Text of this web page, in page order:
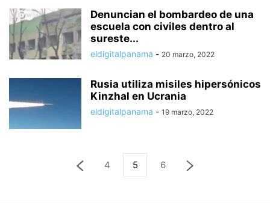
Denuncian el bombardeo de una
escuela con civiles dentro al
sureste...
eldigitalpanama - 20 marzo, 2022
Rusia utiliza misiles hipersónicos
Kinzhal en Ucrania
eldigitalpanama - 19 marzo, 2022
4 5 6